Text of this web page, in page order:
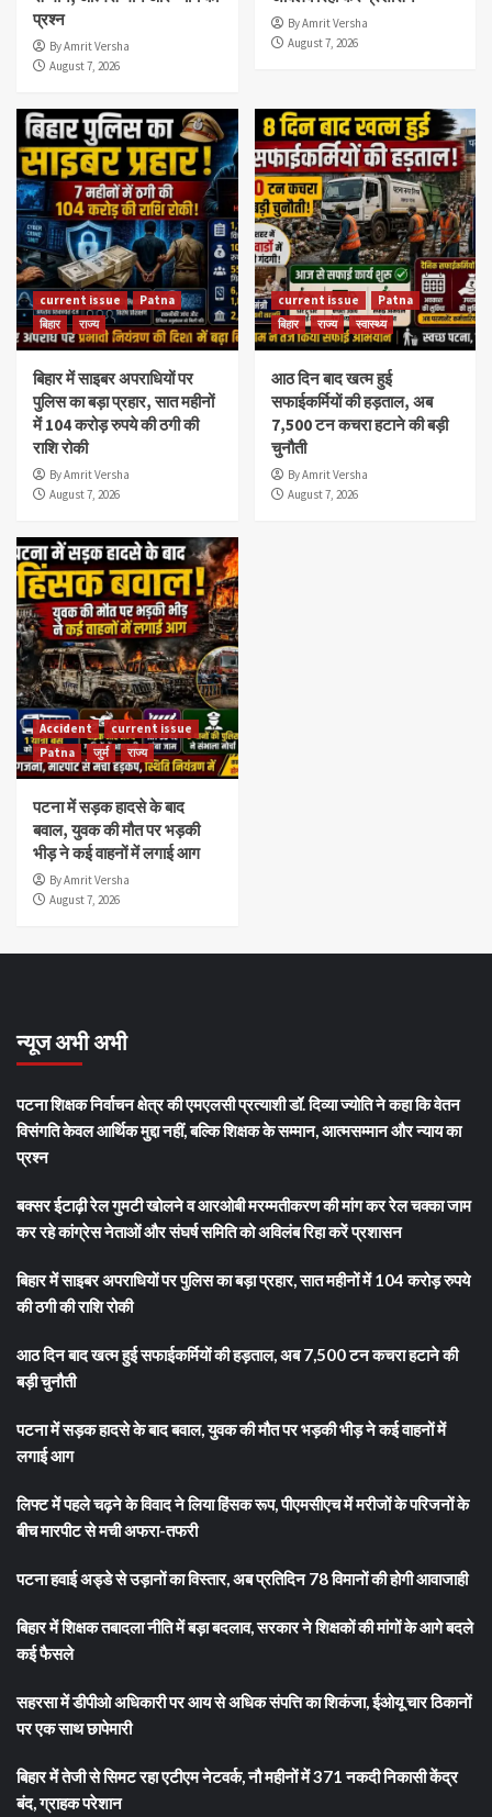
प्रश्न
By Amrit Versha
August 7, 2026
By Amrit Versha
August 7, 2026
current issue
Patna
बिहार
राज्य
बिहार में साइबर अपराधियों पर
पुलिस का बड़ा प्रहार, सात महीनों
में 104 करोड़ रुपये की ठगी की
राशि रोकी
By Amrit Versha
August 7, 2026
current issue
Patna
बिहार
राज्य स्वास्थ्य
आठ दिन बाद खत्म हुई
सफाईकर्मियों की हड़ताल, अब
7,500 टन कचरा हटाने की बड़ी
चुनौती
By Amrit Versha
August 7, 2026
Accident
current issue
Patna
जुर्म राज्य
पटना में सड़क हादसे के बाद
बवाल, युवक की मौत पर भड़की
भीड़ ने कई वाहनों में लगाई आग
By Amrit Versha
August 7, 2026
न्यूज अभी अभी
पटना शिक्षक निर्वाचन क्षेत्र की एमएलसी प्रत्याशी डॉ. दिव्या ज्योति ने कहा कि वेतन
विसंगति केवल आर्थिक मुद्दा नहीं, बल्कि शिक्षक के सम्मान, आत्मसम्मान और न्याय का
प्रश्न
बक्सर ईटाढ़ी रेल गुमटी खोलने व आरओबी मरम्मतीकरण की मांग कर रेल चक्का जाम
कर रहे कांग्रेस नेताओं और संघर्ष समिति को अविलंब रिहा करें प्रशासन
बिहार में साइबर अपराधियों पर पुलिस का बड़ा प्रहार, सात महीनों में 104 करोड़ रुपये
की ठगी की राशि रोकी
आठ दिन बाद खत्म हुई सफाईकर्मियों की हड़ताल, अब 7,500 टन कचरा हटाने की
बड़ी चुनौती
पटना में सड़क हादसे के बाद बवाल, युवक की मौत पर भड़की भीड़ ने कई वाहनों में
लगाई आग
लिफ्ट में पहले चढ़ने के विवाद ने लिया हिंसक रूप, पीएमसीएच में मरीजों के परिजनों के
बीच मारपीट से मची अफरा-तफरी
पटना हवाई अड्डे से उड़ानों का विस्तार, अब प्रतिदिन 78 विमानों की होगी आवाजाही
बिहार में शिक्षक तबादला नीति में बड़ा बदलाव, सरकार ने शिक्षकों की मांगों के आगे बदले
कई फैसले
सहरसा में डीपीओ अधिकारी पर आय से अधिक संपत्ति का शिकंजा, ईओयू चार ठिकानों
पर एक साथ छापेमारी
बिहार में तेजी से सिमट रहा एटीएम नेटवर्क, नौ महीनों में 371 नकदी निकासी केंद्र
बंद, ग्राहक परेशान